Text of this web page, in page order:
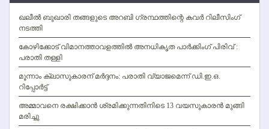
ഖലീല്‍ ബുഖാരി തങ്ങളുടെ അറബി ഗ്രന്ഥത്തിന്റെ കവര്‍ റിലീസിംഗ്
നടത്തി
കോഴിക്കോട് വിമാനത്താവളത്തില്‍ അനധികൃത പാര്‍ക്കിംഗ് പിരിവ് :
പരാതി തള്ളി
മൂന്നാം ക്ലാസുകാരന് മര്‍ദ്ദനം: പരാതി വ്യാജമെന്ന് ഡി.ഇ.ഒ.
റിപ്പോര്‍ട്ട്
അമ്മാവനെ രക്ഷിക്കാന്‍ ശ്രമിക്കുന്നതിനിടെ 13 വയസുകാരന്‍ മുങ്ങി
മരിച്ചു